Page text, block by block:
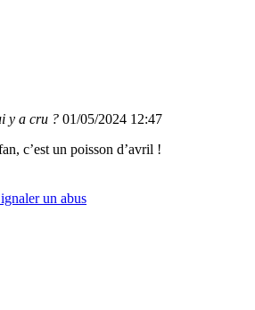
y a cru ? 01/05/2024 12:47
c’est un poisson d’avril !
un abus